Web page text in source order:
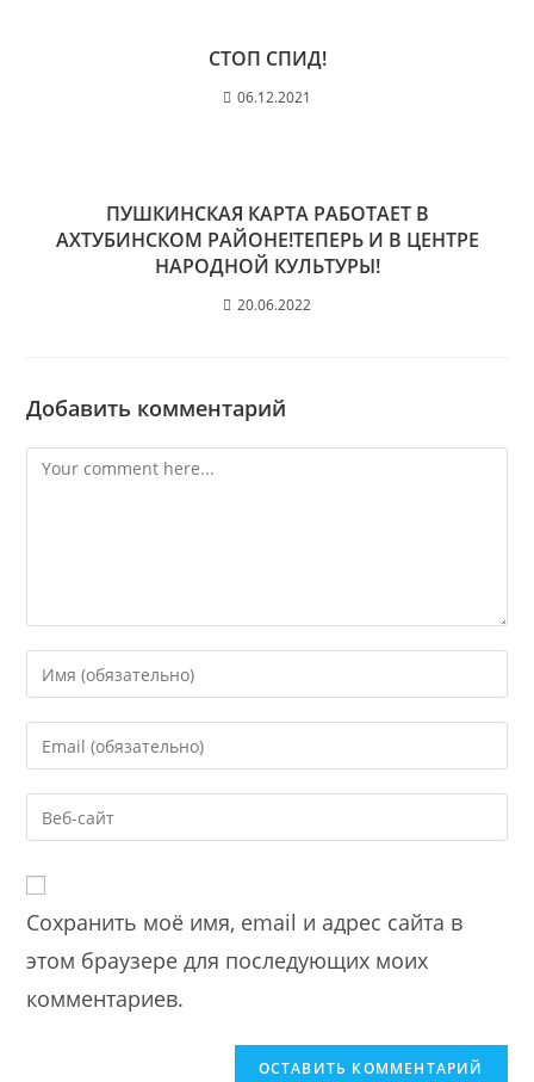
СТОП СПИД!
06.12.2021
ПУШКИНСКАЯ КАРТА РАБОТАЕТ В
АХТУБИНСКОМ РАЙОНЕ!ТЕПЕРЬ И В ЦЕНТРЕ
НАРОДНОЙ КУЛЬТУРЫ!
20.06.2022
Добавить комментарий
Comment
Enter
your
name
comment
Enter
your
email
address
comment
Enter
your
URL
(optional)
Сохранить моё имя, email и адрес сайта в
этом браузере для последующих моих
комментариев.